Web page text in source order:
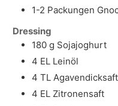
1-2 Packungen
Dressing
180 g Sojajoghurt
4 EL Leinöl
4 TL Agavendicksaft
4 EL Zitronensaft